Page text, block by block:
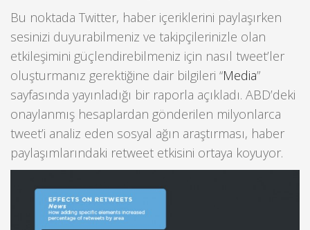
Bu noktada Twitter, haber içeriklerini paylaşırken
sesinizi duyurabilmeniz ve takipçilerinizle olan
etkileşimini güçlendirebilmeniz için nasıl tweet’ler
oluşturmanız gerektiğine dair bilgileri “Media”
sayfasında yayınladığı bir raporla açıkladı. ABD’deki
onaylanmış hesaplardan gönderilen milyonlarca
tweet’i analiz eden sosyal ağın araştırması, haber
paylaşımlarındaki retweet etkisini ortaya koyuyor.